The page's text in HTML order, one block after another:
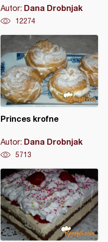
Autor: Dana Drobnjak
12274
Princes krofne
Autor: Dana Drobnjak
5713